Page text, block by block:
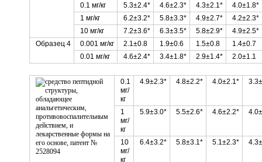
0.1 мг/кг
5.3±2.4* 4.6±2.3* 4.3±2.1*
4.0±1.8*
1 мг/кг
6.2±3.2* 5.8±3.3* 4.9±2.7*
4.2±2.3*
10 мг/кг
7.2±3.6* 6.3±3.5* 5.8±2.9*
4.9±2.5*
Образец 4
0.001 мг/кг 2.1±0.8 1.9±0.6 1.5±0.8
1.4±0.7
0.01 мг/кг
4.6±2.4* 3.4±1.8* 2.9±1.4* 2.0±1.1
0.1
мг/
кг
4.9±2.3* 4.8±2.2* 4.0±2.1*
1
мг/
кг
5.9±3.0* 5.5±2.6* 4.6±2.2*
10
мг/
кг
6.4±3.2* 5.8±3.1* 5.1±2.3*